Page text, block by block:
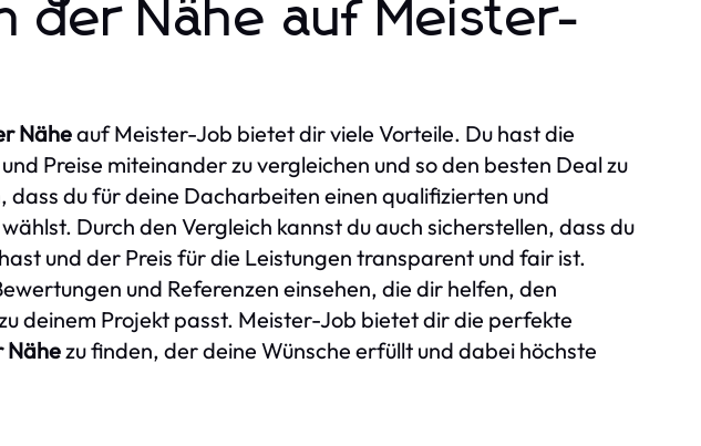
der Nähe auf Meister-
Näheauf Meister-Job bietet dir viele Vorteile. Du hast die
Preise miteinander zu vergleichen und so den besten Deal zu
dass du für deine Dacharbeiten einen qualifizierten und
wählst. Durch den Vergleich kannst du auch sicherstellen, dass du
und der Preis für die Leistungen transparent und fair ist.
und Referenzen einsehen, die dir helfen, den
deinem Projekt passt. Meister-Job bietet dir die perfekte
Nähezu finden, der deine Wünsche erfüllt und dabei höchste